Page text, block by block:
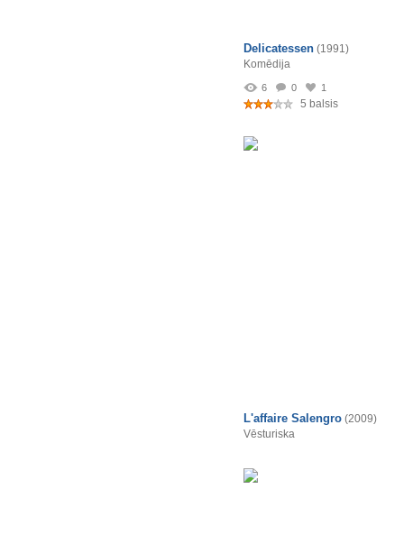
Delicatessen (1991)
Komēdija
6 0 1
5 balsis
L'affaire Salengro (2009)
Vēsturiska